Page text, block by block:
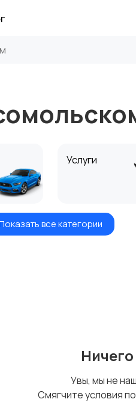
Услуги
Животные
все категории
Увы, мы не
Смягчите условия